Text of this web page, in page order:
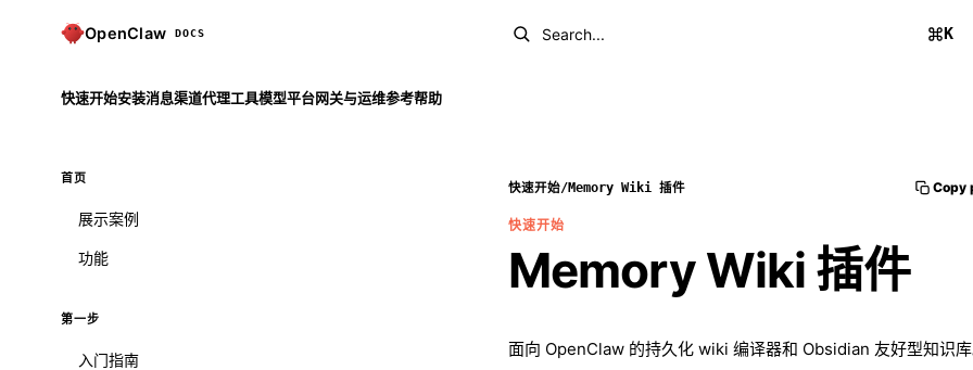
OpenClaw DOCS Search... K
快速开始安装消息渠道代理工具模型平台网关与运维参考帮助
首页
展示案例
功能
第一步
入门指南
快速开始/Memory Wiki 插件 Copy
快速开始
Memory Wiki 插件
面向 OpenClaw 的持久化 wiki 编译器和 Obsidian 友好型知识库